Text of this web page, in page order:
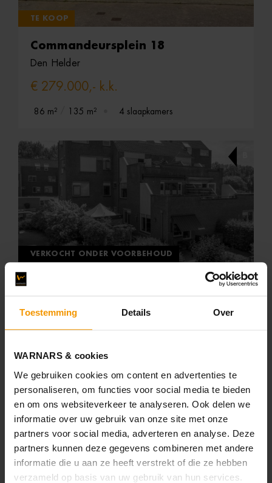
Toestemming Details Over
WARNARS & cookies
We gebruiken cookies om content en advertenties te
personaliseren, om functies voor social media te bieden
en om ons websiteverkeer te analyseren. Ook delen we
informatie over uw gebruik van onze site met onze
partners voor social media, adverteren en analyse. Deze
partners kunnen deze gegevens combineren met andere
informatie die u aan ze heeft verstrekt of die ze hebben
verzameld op basis van uw gebruik van hun services.
TE KOOP
Commandeursplein 18
Den Helder
€ 279.000,- k.k.
86 m² 135 m² 4 slaapkamers
VERKOCHT ONDER VOORBEHOUD
Torp 31